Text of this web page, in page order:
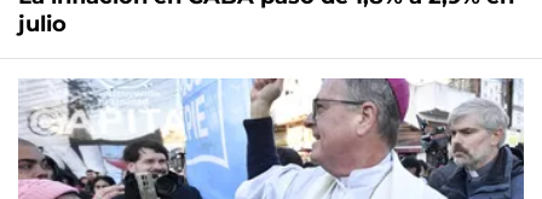
julio